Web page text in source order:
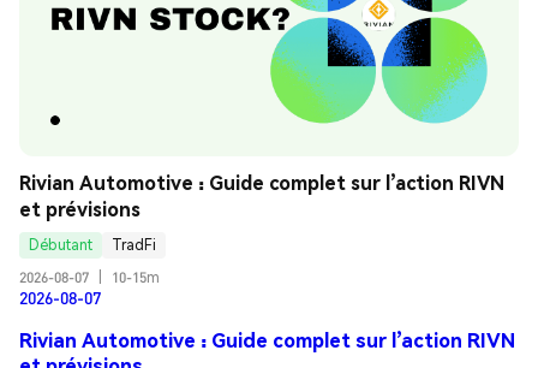
Rivian Automotive : Guide complet sur l’action RIVN
et prévisions
Débutant
TradFi
2026-08-07
10-15m
2026-08-07
Rivian Automotive : Guide complet sur l’action RIVN